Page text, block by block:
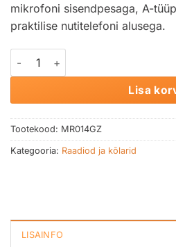
mikrofoni sisendpesaga, A-
praktilise nutitelefoni alusega.
Kõlar Bluetooth MAKITA MR014GZ
Lisa
Tootekood: MR014GZ
Kategooria: Raadiod ja kõlarid
LISAINFO